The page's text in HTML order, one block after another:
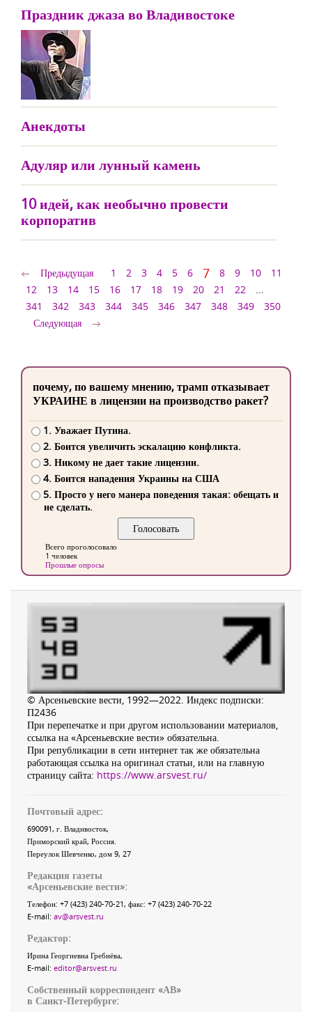
Праздник джаза во Владивостоке
Анекдоты
Адуляр или лунный камень
10 идей, как необычно провести
корпоратив
Предыдущая 1 2 3 4 5 6 7 8 9 10
11
12
13 14 15 16 17 18 19 20 21 22
...
341
342 343 344 345 346 347 348 349
350
Следующая
почему, по вашему мнению, трамп отказывает
УКРАИНЕ в лицензии на производство ракет?
1. Уважает Путина.
2. Боится увеличить эскалацию конфликта.
3. Никому не дает такие лицензии.
4. Боится нападения Украины на США
5. Просто у него манера поведения такая: обещать и
не сделать.
Всего проголосовало
1 человек
Прошлые опросы
© Арсеньевские вести, 1992—2022. Индекс подписки:
П2436
При перепечатке и при другом использовании материалов,
ссылка на «Арсеньевские вести» обязательна.
При републикации в сети интернет так же обязательна
работающая ссылка на оригинал статьи, или на главную
страницу сайта: https://www.arsvest.ru/
Почтовый адрес:
690091, г. Владивосток,
Приморский край, Россия
Переулок Шевченко, дом 9, 27
Редакция газеты
«Арсеньевские вести»:
Телефон: +7 (423) 240-70-21, факс: +7 (423) 240-70-22
E-mail: av@arsvest.ru
Редактор:
Ирина Георгиевна Гребнёва,
E-mail: editor@arsvest.ru
Собственный корреспондент «АВ»
в Санкт-Петербурге: